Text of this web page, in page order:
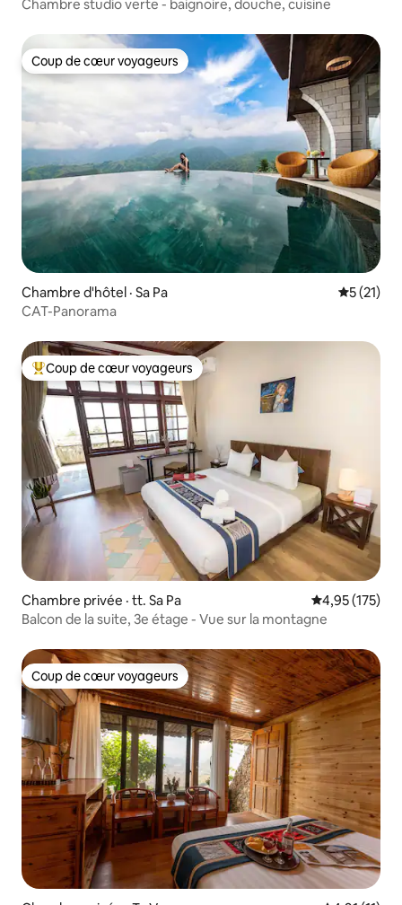
Chambre studio verte - baignoire, douche, cuisine
Coup de cœur voyageurs
Coup de cœur voyageurs
Chambre d'hôtel · Sa Pa Note
5 (21)
CAT-Panorama
Coup de cœur voyageurs parmi les plus aimés
Coup de cœur voyageurs
Chambre privée · tt. Sa Pa Note
4,95 (175)
Balcon de la suite, 3e étage - Vue sur la montagne
Coup de cœur voyageurs
Coup de cœur voyageurs